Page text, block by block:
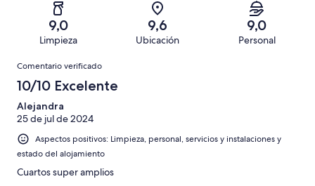
puntuación
puntuación
puntuación
Normal
una
puntuación
Mediocre
1001
una
puntuación
de
Horrible
9,0
Limpieza
9,6
Ubicación
9,0
Personal
Comentarios
Comentario verificado
10/10 Excelente
Alejandra
25 de jul de 2024
Aspectos positivos: Limpieza, personal, servicios y instalaciones y
estado del alojamiento
Cuartos super amplios